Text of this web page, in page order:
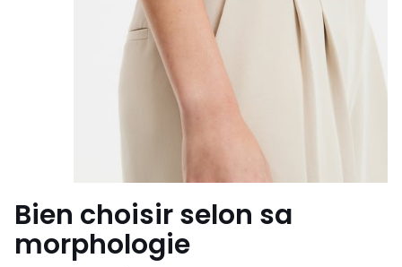
Bien choisir selon sa
morphologie